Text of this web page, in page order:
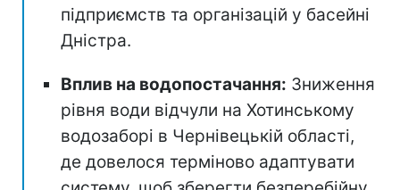
підприємств та організацій у басейні
Дністра.
Вплив на водопостачання: Зниження
рівня води відчули на Хотинському
водозаборі в Чернівецькій області,
де довелося терміново адаптувати